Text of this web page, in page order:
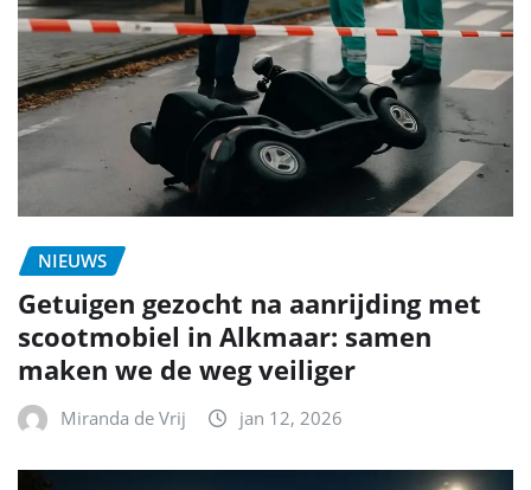
NIEUWS
Getuigen gezocht na aanrijding met
scootmobiel in Alkmaar: samen
maken we de weg veiliger
Miranda de Vrij jan 12, 2026